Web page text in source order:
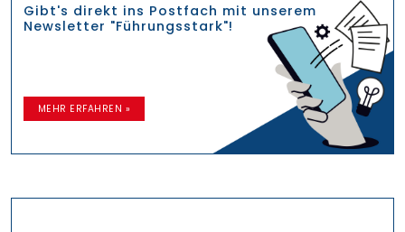
Gibt's direkt ins Postfach mit unserem
Newsletter "Führungsstark"!
MEHR ERFAHREN »